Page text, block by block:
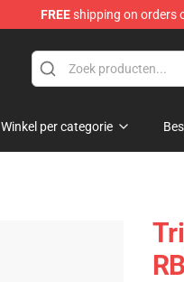
FREEshipping on orders
Winkel per categorie